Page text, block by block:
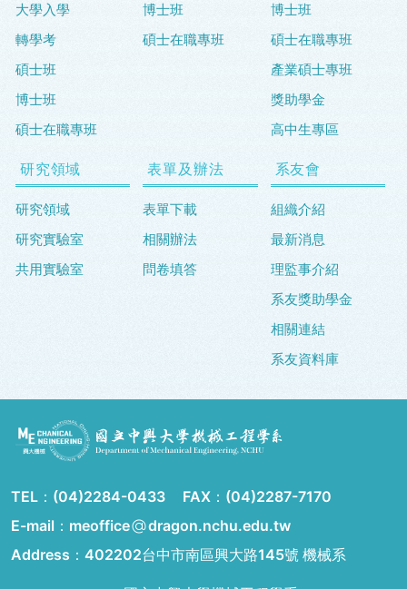
大學入學
轉學考
碩士班
博士班
碩士在職專班
博士班
碩士在職專班
博士班
碩士在職專班
產業碩士專班
獎助學金
高中生專區
研究領域
研究領域
研究實驗室
共用實驗室
表單及辦法
表單下載
相關辦法
問卷填答
系友會
組織介紹
最新消息
理監事介紹
系友獎助學金
相關連結
系友資料庫
TEL： (04)2284-0433 FAX： (04)2287-7170
E-mail：meoffice
dragon.nchu.edu.tw
Address： 402202台中市南區興大路145號 機械系